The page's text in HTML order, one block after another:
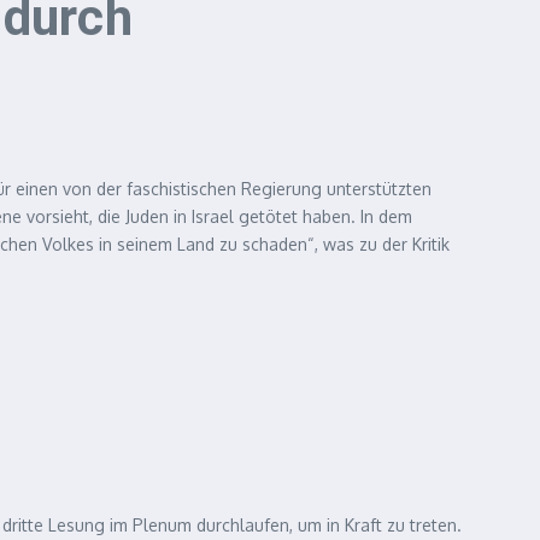
einen von der faschistischen Regierung unterstützten
vorsieht, die Juden in Israel getötet haben. In dem
Volkes in seinem Land zu schaden“, was zu der Kritik
Lesung im Plenum durchlaufen, um in Kraft zu treten.